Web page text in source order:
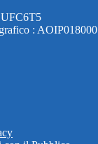
: AOIP018000